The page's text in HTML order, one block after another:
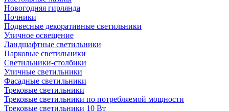
Новогодняя гирлянда
Ночники
Подвесные декоративные светильники
Уличное освещение
Ландшафтные светильники
Парковые светильники
Светильники-столбики
Уличные светильники
Фасадные светильники
Трековые светильники
Трековые светильники по потребляемой мощности
Трековые светильники 10 Вт